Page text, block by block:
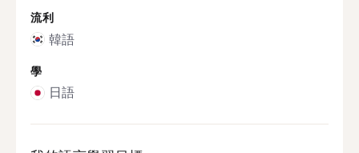
流利
韓語
學
日語